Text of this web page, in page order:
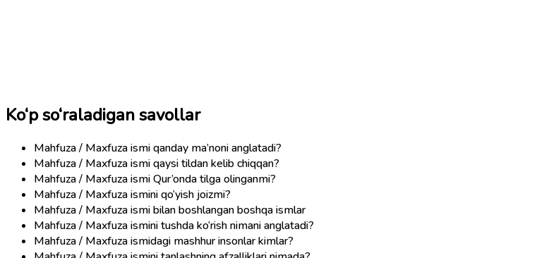
Ko‘p so‘raladigan savollar
Mahfuza / Maxfuza ismi qanday ma’noni anglatadi?
Mahfuza / Maxfuza ismi qaysi tildan kelib chiqqan?
Mahfuza / Maxfuza ismi Qur’onda tilga olinganmi?
Mahfuza / Maxfuza ismini qo‘yish joizmi?
Mahfuza / Maxfuza ismi bilan boshlangan boshqa ismlar
Mahfuza / Maxfuza ismini tushda ko‘rish nimani anglatadi?
Mahfuza / Maxfuza ismidagi mashhur insonlar kimlar?